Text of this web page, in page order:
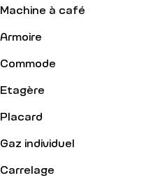
Machine à café
Armoire
Commode
Etagère
Placard
Gaz individuel
Carrelage